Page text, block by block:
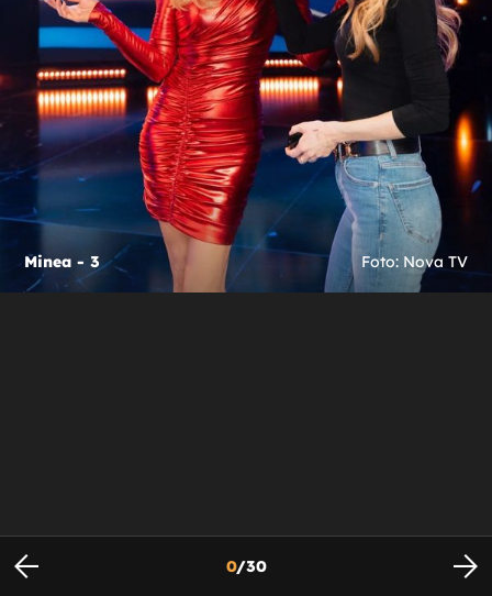
Minea - 3 Foto: Nova TV
0/30